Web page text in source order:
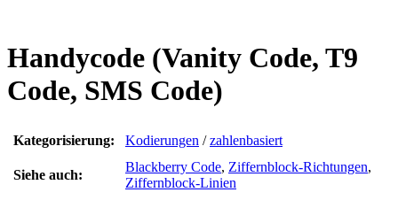
Handycode (Vanity Code, T9
Code, SMS Code)
Kategorisierung: Kodierungen /zahlenbasiert
Siehe auch:
Blackberry Code, Ziffernblock-Richtungen,
Ziffernblock-Linien